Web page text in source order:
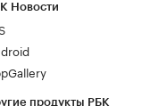
Новости
продукты РБК